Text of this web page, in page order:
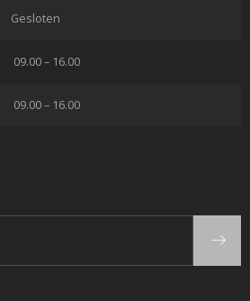
Gesloten
09.00 – 16.00
09.00 – 16.00